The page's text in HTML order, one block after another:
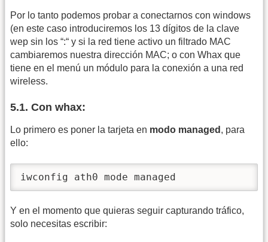
Por lo tanto podemos probar a conectarnos con windows
(en este caso introduciremos los 13 dígitos de la clave
wep sin los “:“ y si la red tiene activo un filtrado MAC
cambiaremos nuestra dirección MAC; o con Whax que
tiene en el menú un módulo para la conexión a una red
wireless.
5.1. Con whax:
Lo primero es poner la tarjeta en modo managed , para
ello:
iwconfig ath0 mode managed
Y en el momento que quieras seguir capturando tráfico,
solo necesitas escribir: